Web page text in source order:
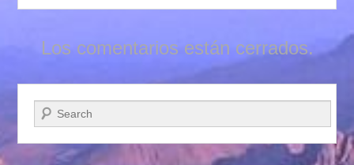
Los comentarios están cerrados.
Buscar